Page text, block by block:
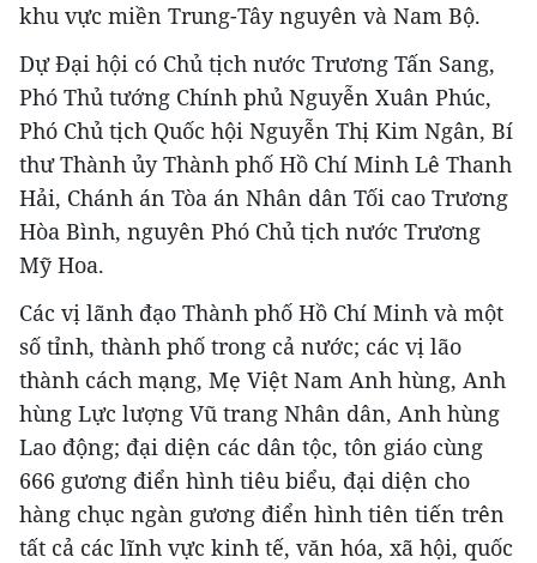
khu vực miền Trung-Tây nguyên và Nam Bộ.
Dự Đại hội có Chủ tịch nước Trương Tấn Sang,
Phó Thủ tướng Chính phủ Nguyễn Xuân Phúc,
Phó Chủ tịch Quốc hội Nguyễn Thị Kim Ngân, Bí
thư Thành ủy Thành phố Hồ Chí Minh Lê Thanh
Hải, Chánh án Tòa án Nhân dân Tối cao Trương
Hòa Bình, nguyên Phó Chủ tịch nước Trương
Mỹ Hoa.
Các vị lãnh đạo Thành phố Hồ Chí Minh và một
số tỉnh, thành phố trong cả nước; các vị lão
thành cách mạng, Mẹ Việt Nam Anh hùng, Anh
hùng Lực lượng Vũ trang Nhân dân, Anh hùng
Lao động; đại diện các dân tộc, tôn giáo cùng
666 gương điển hình tiêu biểu, đại diện cho
hàng chục ngàn gương điển hình tiên tiến trên
tất cả các lĩnh vực kinh tế, văn hóa, xã hội, quốc